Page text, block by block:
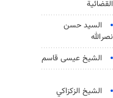
القضائیة
السيد حسن
نصرالله
الشيخ عيسى قاسم
الشيخ الزكزاكي